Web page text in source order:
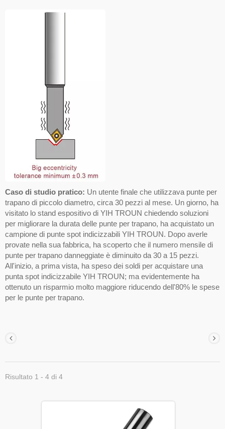
Caso di studio pratico: Un utente finale che utilizzava punte per
trapano di piccolo diametro, circa 30 pezzi al mese. Un giorno, ha
visitato lo stand espositivo di YIH TROUN chiedendo soluzioni
per migliorare la durata delle punte per trapano, ha acquistato un
campione di punte spot indicizzabili YIH TROUN. Dopo averle
provate nella sua fabbrica, ha scoperto che il numero mensile di
punte per trapano danneggiate è diminuito da 30 a 15 pezzi.
All'inizio, a prima vista, ha speso dei soldi per acquistare una
punta spot indicizzabile YIH TROUN; ma evidentemente ha
ottenuto un risparmio molto maggiore riducendo dell'80% le spese
per le punte per trapano.
Risultato 1 - 4 di 4